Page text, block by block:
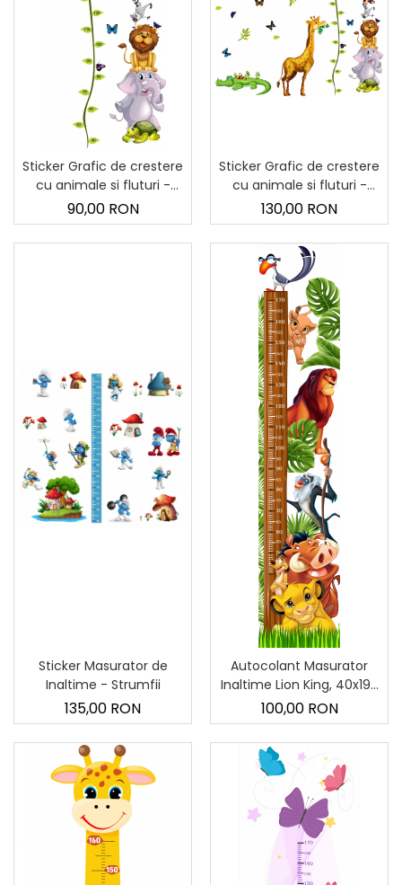
Sticker Harta Lumii
Stickere Cu Model Repetitiv
Stickere Perete Pentru Camera
Stickere Pentru Bucatarie
Stickere pentru Usi
Stickere pentru Scari
Stickere pentru Podea
Stickere Semnalistica
Stickere Panou Poze
Sticker Grafic de crestere
cu animale si fluturi -
masurator inaltime -
90x170 cm
90,00 RON
Sticker Grafic de crestere
cu animale si fluturi -
250x170 cm
130,00 RON
Sticker Masurator de
Inaltime - Strumfii
135,00 RON
Autocolant Masurator
Inaltime Lion King, 40x190
cm
100,00 RON